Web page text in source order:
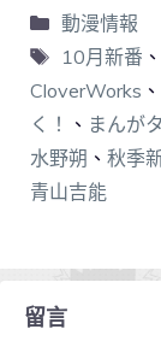
動漫情報
10月新番 、
CloverWorks 、
く！
、 まんが
水野朔 、 秋季
青山吉能
留言